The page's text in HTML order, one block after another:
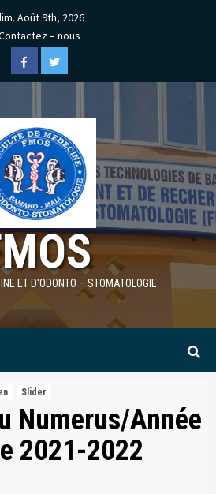
Août 9th, 2026
– nous
FacebookTwitter
ET D'ODONTO – STOMATOLOGIE
Slider
Numerus/Année
2021-2022